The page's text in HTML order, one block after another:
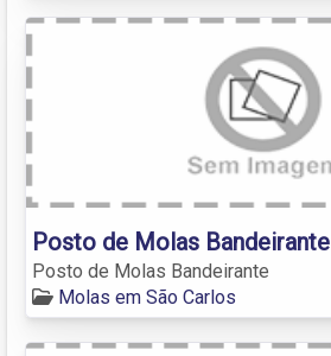
Posto de Molas Bandeirante
Posto de Molas Bandeirante
Molas em São Carlos